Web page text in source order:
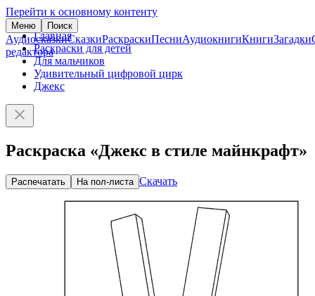
Перейти к основному контенту
Меню Поиск
АудиосказкиСказкиРаскраскиПесниАудиокнигиКнигиЗагадки
редактора
Главная
Раскраски для детей
Для мальчиков
Удивительный цифровой цирк
Джекс
Раскраска «Джекс в стиле майнкрафт»
Распечатать На пол-листа Скачать